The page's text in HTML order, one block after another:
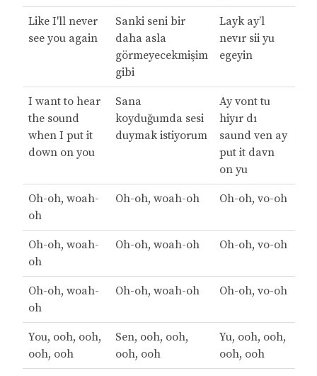
Like I'll never
see you again
Sanki seni bir
daha asla
görmeyecekmişim
gibi
Layk ay’l
nevır sii yu
egeyin
I want to hear
the sound
when I put it
down on you
Sana
koyduğumda sesi
duymak istiyorum
Ay vont tu
hiyır dı
saund ven ay
put it davn
on yu
Oh-oh, woah-
oh
Oh-oh, woah-oh Oh-oh, vo-oh
Oh-oh, woah-
oh
Oh-oh, woah-oh Oh-oh, vo-oh
Oh-oh, woah-
oh
Oh-oh, woah-oh Oh-oh, vo-oh
You, ooh, ooh,
ooh, ooh
Sen, ooh, ooh,
ooh, ooh
Yu, ooh, ooh,
ooh, ooh